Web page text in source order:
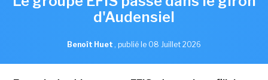
d'Audensiel
Benoît Huet , publié le 08 Juillet 2026